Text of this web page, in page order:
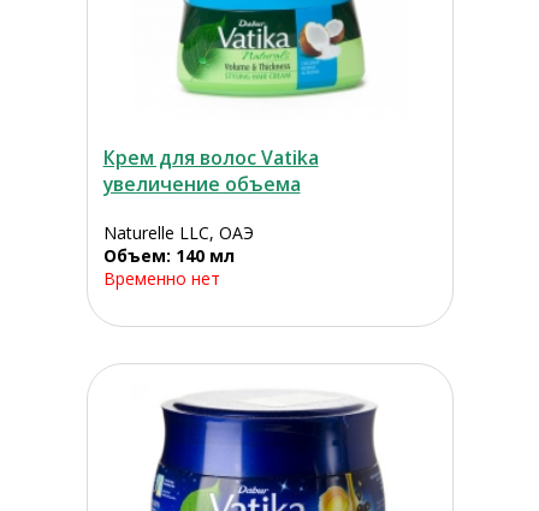
Крем для волос Vatika
увеличение объема
Naturelle LLC, ОАЭ
Объем: 140 мл
Временно нет